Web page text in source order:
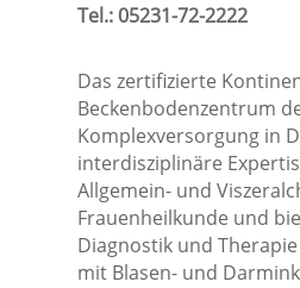
Tel.: 05231-72-2222
Das zertifizierte
Beckenbodenzentrum
Komplexversorgung in
interdisziplinäre
Allgemein- und
Frauenheilkunde und
Diagnostik und
mit Blasen- und